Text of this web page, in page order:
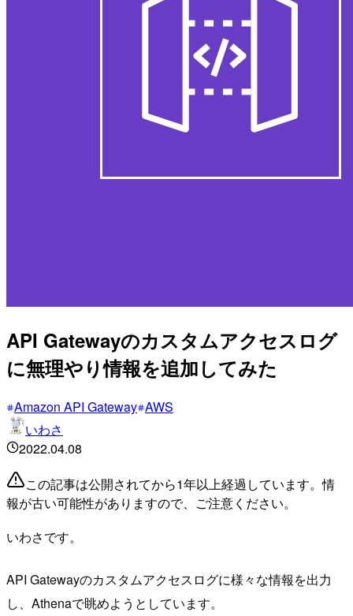
API Gatewayのカスタムアクセスログ
に無理やり情報を追加してみた
Amazon API Gateway AWS
いわさ
2022.04.08
この記事は公開されてから1年以上経過しています。情
報が古い可能性がありますので、ご注意ください。
いわさです。
API Gatewayのカスタムアクセスログに様々な情報を出力
し、Athenaで眺めようとしています。